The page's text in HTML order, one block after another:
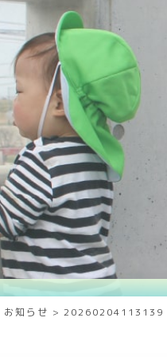
お知らせ > 20260204113139